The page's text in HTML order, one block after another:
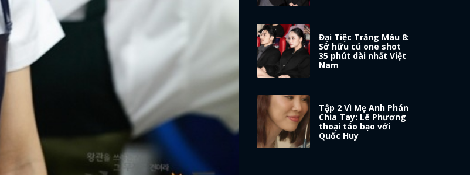
Đại Tiệc Trăng Máu 8:
Sở hữu cú one shot
35 phút dài nhất Việt
Nam
Tập 2 Vì Mẹ Anh Phán
Chia Tay: Lê Phương
thoại táo bạo với
Quốc Huy